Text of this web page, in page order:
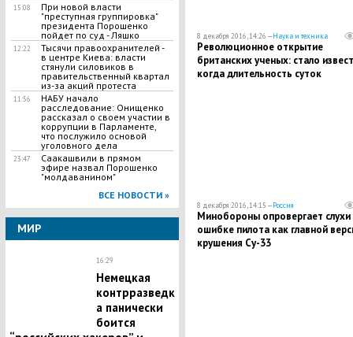
15:08
При новой власти
"преступная группировка"
президента Порошенко
пойдет по суд - Ляшко
12:22
Тысячи правоохранителей -
в центре Киева: власти
стянули силовиков в
правительственный квартал
из-за акций протеста
11:56
НАБУ начало
расследование: Онищенко
рассказал о своем участии в
коррупции в Парламенте,
что послужило основой
уголовного дела
23:47
Саакашвили в прямом
эфире назвал Порошенко
"молдаванином"
ВСЕ НОВОСТИ »
МИР
16:29
Немецкая
контрразведк
а панически
боится
8 декабря 2016, 14:26 —Наука и техника
Революционное открытие
британских ученых: стало
когда длительность суток
8 декабря 2016, 14:15 —Россия
Минобороны опровергает
ошибке пилота как главной
крушения Су-33